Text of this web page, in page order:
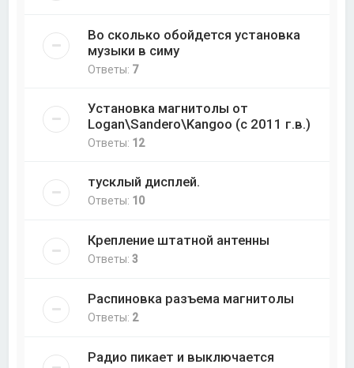
Во сколько обойдется установка
музыки в симу
Ответы: 7
Установка магнитолы от
Logan\Sandero\Kangoo (с 2011 г.в.)
Ответы: 12
тусклый дисплей.
Ответы: 10
Крепление штатной антенны
Ответы:3
Распиновка разъема магнитолы
Ответы: 2
Радио пикает и выключается